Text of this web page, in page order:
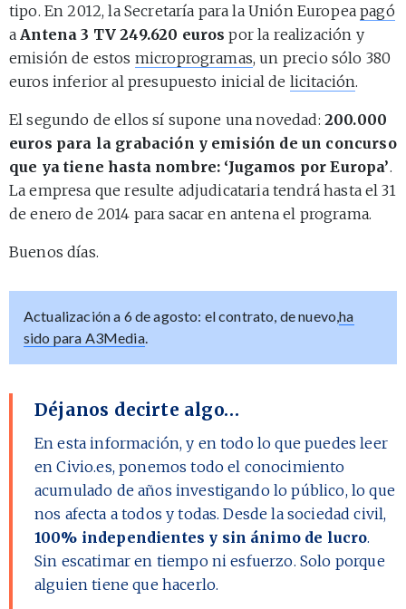
tipo. En 2012, la Secretaría para la Unión Europeapagó
a Antena 3 TV 249.620 euros por la realización y
emisión de estos microprogramas, un precio sólo 380
euros inferior al presupuesto inicial de licitación.
El segundo de ellos sí supone una novedad: 200.000
euros para la grabación y emisión de un concurso
que ya tiene hasta nombre: ‘Jugamos por Europa’.
La empresa que resulte adjudicataria tendrá hasta el 31
de enero de 2014 para sacar en antena el programa.
Buenos días.
Actualización a 6 de agosto: el contrato, de nuevo,ha
sido para A3Media.
Déjanos decirte algo…
En esta información, y en todo lo que puedes leer
en Civio.es, ponemos todo el conocimiento
acumulado de años investigando lo público, lo que
nos afecta a todos y todas. Desde la sociedad civil,
100% independientes y sin ánimo de lucro.
Sin escatimar en tiempo ni esfuerzo. Solo porque
alguien tiene que hacerlo.